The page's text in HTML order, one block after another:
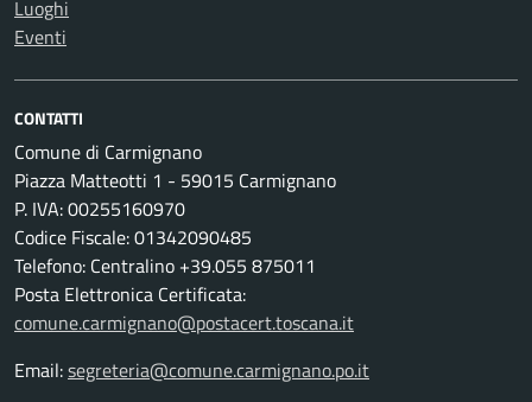
Luoghi
Eventi
CONTATTI
Comune di Carmignano
Piazza Matteotti 1 - 59015 Carmignano
P. IVA: 00255160970
Codice Fiscale: 01342090485
Telefono: Centralino +39.055 875011
Posta Elettronica Certificata:
comune.carmignano@postacert.toscana.it
Email:segreteria@comune.carmignano.po.it